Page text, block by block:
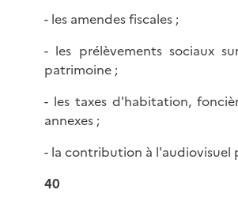
- les amendes fiscales ;
- les prélèvements sociaux
patrimoine ;
- les taxes d'habitation,
annexes ;
- la contribution à l'audiovisuel
40